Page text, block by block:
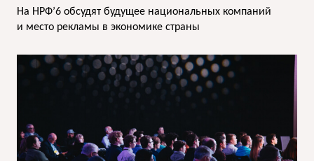
На НРФ’6 обсудят будущее национальных компаний
и место рекламы в экономике страны